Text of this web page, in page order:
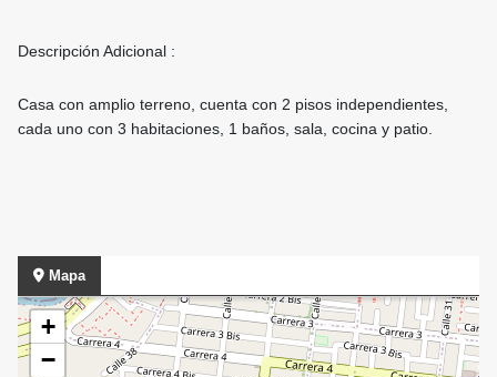
Descripción Adicional :
Casa con amplio terreno, cuenta con 2 pisos independientes,
cada uno con 3 habitaciones, 1 baños, sala, cocina y patio.
Mapa
+
−